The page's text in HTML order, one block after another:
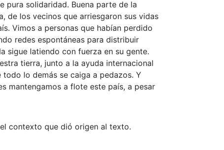
pura solidaridad. Buena parte de la
de los vecinos que arriesgaron sus vidas
Vimos a personas que habían perdido
redes espontáneas para distribuir
sigue latiendo con fuerza en su gente.
tierra, junto a la ayuda internacional
lo demás se caiga a pedazos. Y
mantengamos a flote este país, a pesar
contexto que dió origen al texto.